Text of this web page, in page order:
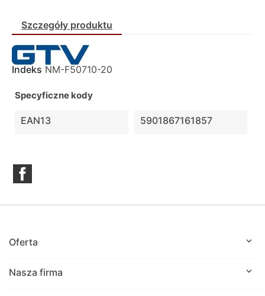
Szczegóły produktu
Indeks NM-F50710-20
Specyficzne kody
EAN13 5901867161857
Oferta 
Nasza firma 